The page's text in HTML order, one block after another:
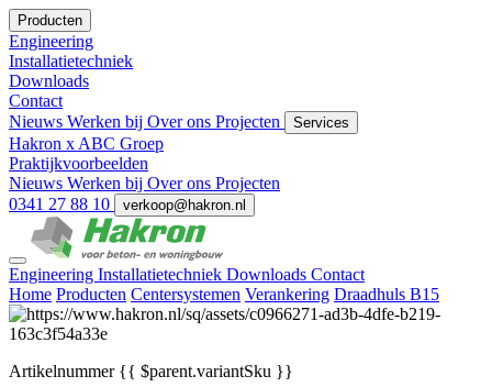
Producten
Engineering
Installatietechniek
Downloads
Contact
Nieuws Werken bij Over ons Projecten Services
Hakron x ABC Groep
Praktijkvoorbeelden
Nieuws Werken bij Over ons Projecten
0341 27 88 10
verkoop@hakron.nl
Engineering Installatietechniek Downloads Contact
Home Producten Centersystemen Verankering Draadhuls B15
Artikelnummer{{ $parent.variantSku }}